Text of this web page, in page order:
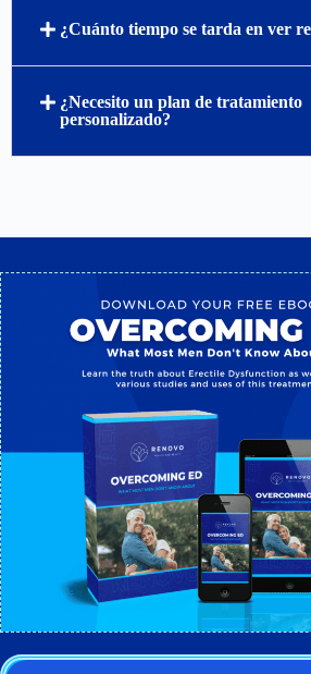
¿Cuánto tiempo se tarda en ver
¿Necesito un plan de tratamiento
personalizado?